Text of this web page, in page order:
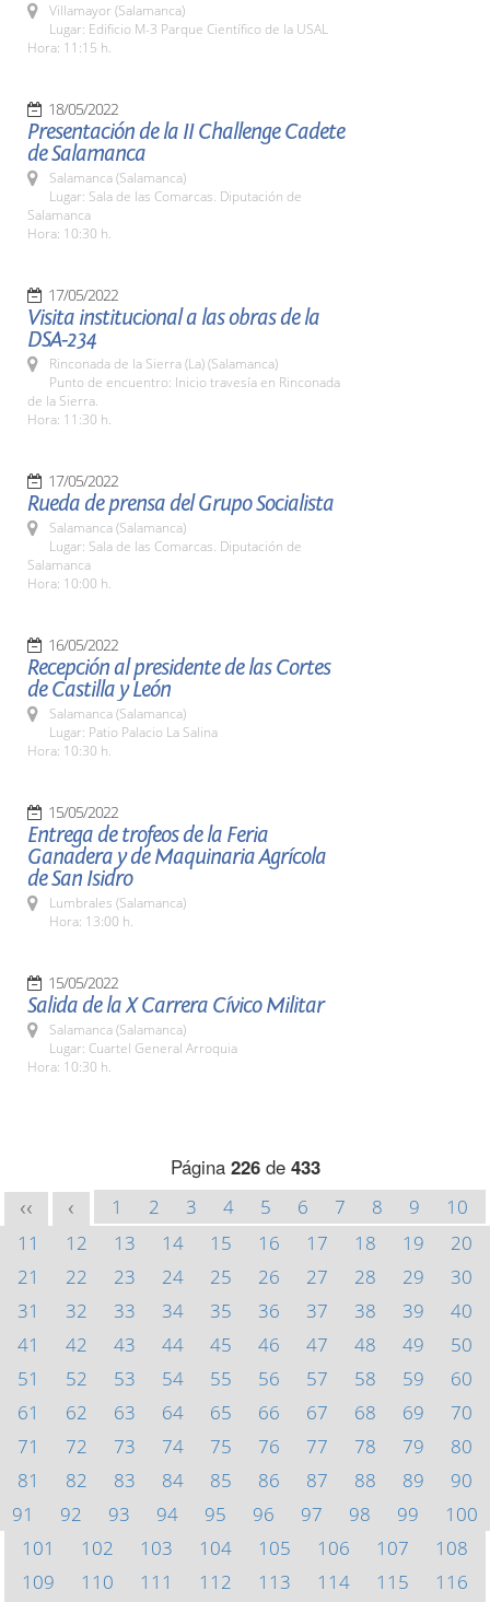
Villamayor (Salamanca)
Lugar: Edificio M-3 Parque Científico de la USAL
Hora: 11:15 h.
18/05/2022
Presentación de la II Challenge Cadete
de Salamanca
Salamanca (Salamanca)
Lugar: Sala de las Comarcas. Diputación de
Salamanca
Hora: 10:30 h.
17/05/2022
Visita institucional a las obras de la
DSA-234
Rinconada de la Sierra (La) (Salamanca)
Punto de encuentro: Inicio travesía en Rinconada
de la Sierra.
Hora: 11:30 h.
17/05/2022
Rueda de prensa del Grupo Socialista
Salamanca (Salamanca)
Lugar: Sala de las Comarcas. Diputación de
Salamanca
Hora: 10:00 h.
16/05/2022
Recepción al presidente de las Cortes
de Castilla y León
Salamanca (Salamanca)
Lugar: Patio Palacio La Salina
Hora: 10:30 h.
15/05/2022
Entrega de trofeos de la Feria
Ganadera y de Maquinaria Agrícola
de San Isidro
Lumbrales (Salamanca)
Hora: 13:00 h.
15/05/2022
Salida de la X Carrera Cívico Militar
Salamanca (Salamanca)
Lugar: Cuartel General Arroquia
Hora: 10:30 h.
Página 226de 433
<< < 1 2 3 4 5 6 7 8 9
10
11
12 13 14 15 16 17 18 19
20
21
22 23 24 25 26 27 28 29
30
31
32 33 34 35 36 37 38 39
40
41
42 43 44 45 46 47 48 49
50
51
52 53 54 55 56 57 58 59
60
61
62 63 64 65 66 67 68 69
70
71
72 73 74 75 76 77 78 79
80
81
82 83 84 85 86 87 88 89
90
91
92 93 94 95 96 97 98 99
100
101
102 103 104 105 106 107
108
109
110 111 112 113 114 115
116